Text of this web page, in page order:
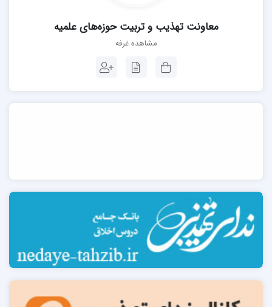
معاونت تهذیب و تربیت حوزه‌های علمیه
مشاهده غرفه